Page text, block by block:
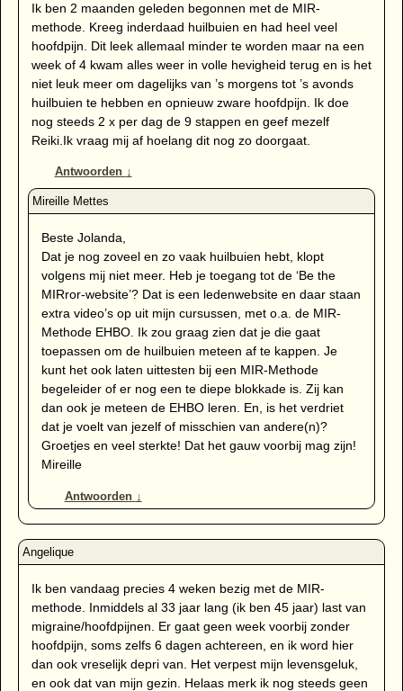
Ik ben 2 maanden geleden begonnen met de MIR-
methode. Kreeg inderdaad huilbuien en had heel veel
hoofdpijn. Dit leek allemaal minder te worden maar na een
week of 4 kwam alles weer in volle hevigheid terug en is het
niet leuk meer om dagelijks van ’s morgens tot ’s avonds
huilbuien te hebben en opnieuw zware hoofdpijn. Ik doe
nog steeds 2 x per dag de 9 stappen en geef mezelf
Reiki.Ik vraag mij af hoelang dit nog zo doorgaat.
Antwoorden ↓
Beste Jolanda,
Dat je nog zoveel en zo vaak huilbuien hebt, klopt
volgens mij niet meer. Heb je toegang tot de ‘Be the
MIRror-website’? Dat is een ledenwebsite en daar staan
extra video’s op uit mijn cursussen, met o.a. de MIR-
Methode EHBO. Ik zou graag zien dat je die gaat
toepassen om de huilbuien meteen af te kappen. Je
kunt het ook laten uittesten bij een MIR-Methode
begeleider of er nog een te diepe blokkade is. Zij kan
dan ook je meteen de EHBO leren. En, is het verdriet
dat je voelt van jezelf of misschien van andere(n)?
Groetjes en veel sterkte! Dat het gauw voorbij mag zijn!
Mireille
Antwoorden ↓
Ik ben vandaag precies 4 weken bezig met de MIR-
methode. Inmiddels al 33 jaar lang (ik ben 45 jaar) last van
migraine/hoofdpijnen. Er gaat geen week voorbij zonder
hoofdpijn, soms zelfs 6 dagen achtereen, en ik word hier
dan ook vreselijk depri van. Het verpest mijn levensgeluk,
en ook dat van mijn gezin. Helaas merk ik nog steeds geen